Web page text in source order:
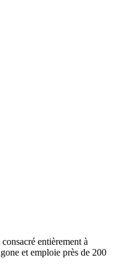
entièrement à
et emploie près de 200